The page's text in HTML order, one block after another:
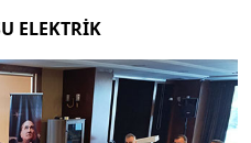
ELEKTRİK